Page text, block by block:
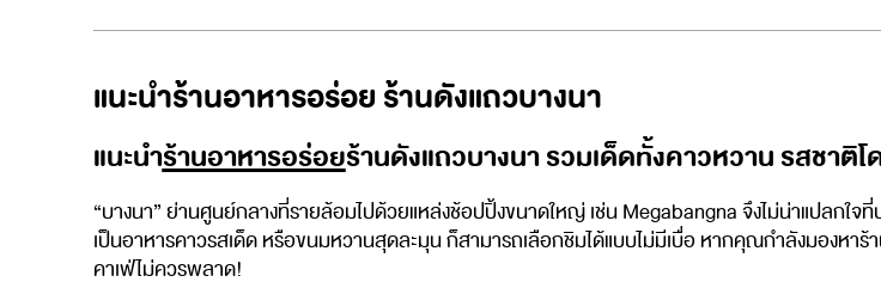
แนะนำร้านอาหารอร่อย ร้านดังแถวบางนา
แนะนำร้านอาหารอร่อยร้านดังแถวบางนา รวมเด็ดทั้งคาวหวาน รสชาติ
“บางนา” ย่านศูนย์กลางที่รายล้อมไปด้วยแหล่งช้อปปิ้งขนาดใหญ่ เช่น Megabangna จึงไม่น่าแปลกใ
เป็นอาหารคาวรสเด็ด หรือขนมหวานสุดละมุน ก็สามารถเลือกชิมได้แบบไม่มีเบื่อ หากคุณกำลังมองหา
คาเฟ่ไม่ควรพลาด!